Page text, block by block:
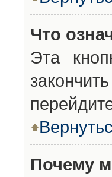
Что
Эта
Почему